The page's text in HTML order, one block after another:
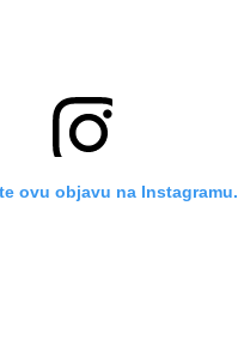
ovu objavu na Instagramu.